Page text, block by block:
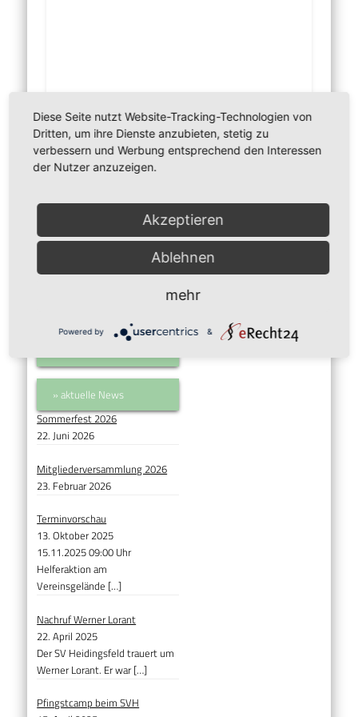
Did you like this article? Share it with your friends!
» aktuelle News
Sommerfest 2026
22. Juni 2026
Mitgliederversammlung 2026
23. Februar 2026
Terminvorschau
13. Oktober 2025
15.11.2025 09:00 Uhr
Helferaktion am
Vereinsgelände […]
Nachruf Werner Lorant
22. April 2025
Der SV Heidingsfeld trauert um
Werner Lorant. Er war[…]
Pfingstcamp beim SVH
Diese Seite nutzt Website-Tracking-Technologien von
Dritten, um ihre Dienste anzubieten, stetig zu
verbessern und Werbung entsprechend den Interessen
der Nutzer anzuzeigen.
Akzeptieren
Ablehnen
mehr
Powered by &